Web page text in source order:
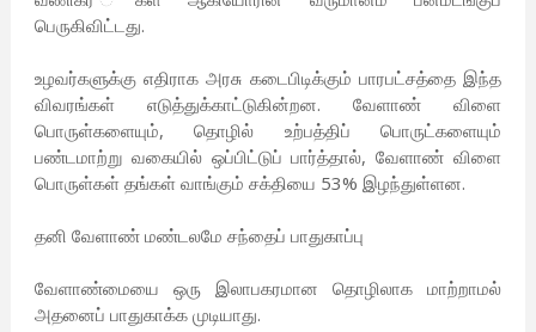
பெருகிவிட்டது.
உழவர்களுக்கு எதிராக அரசு கடைபிடிக்கும் பாரபட்சத்தை இந்த
விவரங்கள் எடுத்துக்காட்டுகின்றன. வேளாண் விளை
பொருள்களையும், தொழில் உற்பத்திப் பொருட்களையும்
பண்டமாற்று வகையில் ஒப்பிட்டுப் பார்த்தால், வேளாண் விளை
பொருள்கள் தங்கள் வாங்கும் சக்தியை 53% இழந்துள்ளன.
தனி வேளாண் மண்டலமே சந்தைப் பாதுகாப்பு
வேளாண்மையை ஒரு இலாபகரமான தொழிலாக மாற்றாமல்
அதனைப் பாதுகாக்க முடியாது.